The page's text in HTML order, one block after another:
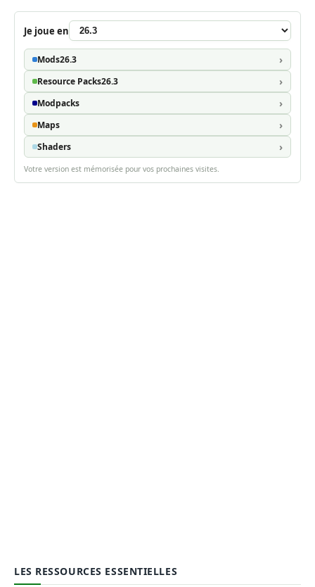
Je joue en
Mods26.3
Resource Packs26.3
Modpacks
Maps
Shaders
Votre version est mémorisée pour vos prochaines visites.
LES RESSOURCES ESSENTIELLES